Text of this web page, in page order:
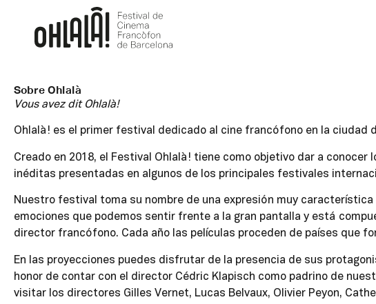
Sobre Ohlalà
Vous avez dit Ohlalà!
Ohlalà! es el primer festival dedicado al cine francófono en la ciudad
Creado en 2018, el Festival Ohlalà! tiene como objetivo dar a
inéditas presentadas en algunos de los principales festivales
Nuestro festival toma su nombre de una expresión muy
emociones que podemos sentir frente a la gran pantalla y está
director francófono. Cada año las películas proceden de países que
En las proyecciones puedes disfrutar de la presencia de sus
honor de contar con el director Cédric Klapisch como padrino de
visitar los directores Gilles Vernet, Lucas Belvaux, Olivier Peyon,